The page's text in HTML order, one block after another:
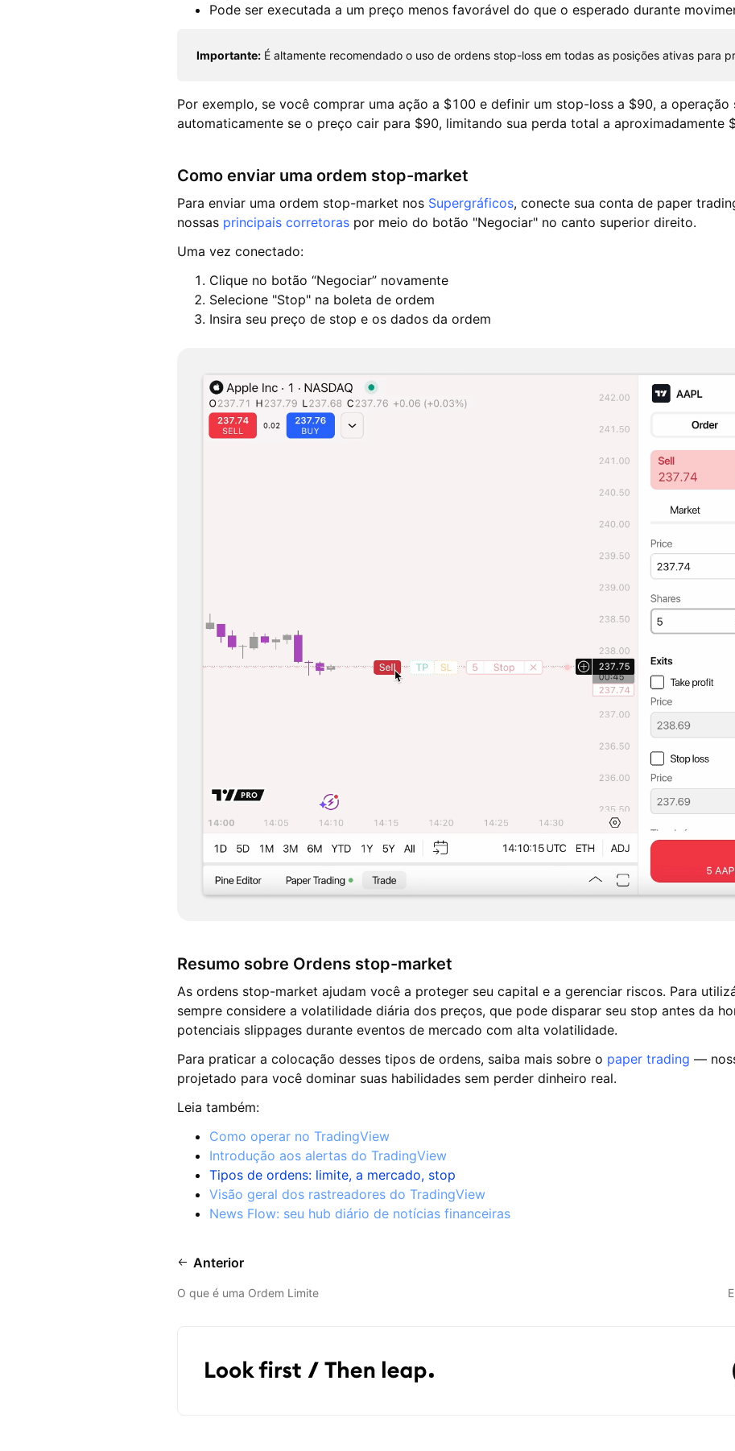
Pode ser executada a um preço menos favorável do que o esperado durante
Importante: É altamente recomendado o uso de ordens stop-loss em todas as posições ativas para
Por exemplo, se você comprar uma ação a $100 e definir um stop-loss a $90, a operação
automaticamente se o preço cair para $90, limitando sua perda total a aproximadamente
Como enviar uma ordem stop-market
Para enviar uma ordem stop-market nos Supergráficos, conecte sua conta de paper
nossas principais corretoras por meio do botão "Negociar" no canto superior direito.
Uma vez conectado:
Clique no botão “Negociar” novamente
Selecione "Stop" na boleta de ordem
Insira seu preço de stop e os dados da ordem
Resumo sobre Ordens stop-market
As ordens stop-market ajudam você a proteger seu capital e a gerenciar riscos. Para
sempre considere a volatilidade diária dos preços, que pode disparar seu stop antes da
potenciais slippages durante eventos de mercado com alta volatilidade.
Para praticar a colocação desses tipos de ordens, saiba mais sobre o paper trading —
projetado para você dominar suas habilidades sem perder dinheiro real.
Leia também:
Como operar no TradingView
Introdução aos alertas do TradingView
Tipos de ordens: limite, a mercado, stop
Visão geral dos rastreadores do TradingView
News Flow: seu hub diário de notícias financeiras
Anterior
O que é uma Ordem Limite